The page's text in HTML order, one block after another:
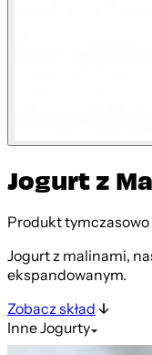
Jogurt z
Produkt
Jogurt z malinami,
ekspandowanym.
Zobacz skład
InneJogurty